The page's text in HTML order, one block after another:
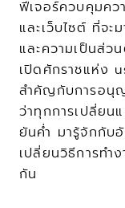
ฟีเจอร์ควบคุมคว
และเว็บไซต์ ที่จ
และความเป็นส่
เปิดศักราชแห่ง
สำคัญกับการอนุ
ว่าทุกการเปลี่ย
ยันค่ำ มารู้จักกับ
เปลี่ยนวิธีการทำ
กัน